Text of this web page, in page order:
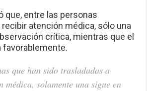
que, entre las personas
atención médica, sólo una
crítica, mientras que el
favorablemente.
que han sido trasladadas a
médica, solamente una sigue en